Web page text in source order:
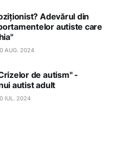
Adevărul din
autiste care
AUG. 2024
de autism" -
autist adult
IUL. 2024